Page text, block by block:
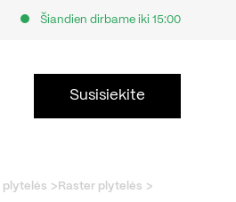
Šiandien dirbame iki 15:00
Susisiekite
plytelės
Raster plytelės